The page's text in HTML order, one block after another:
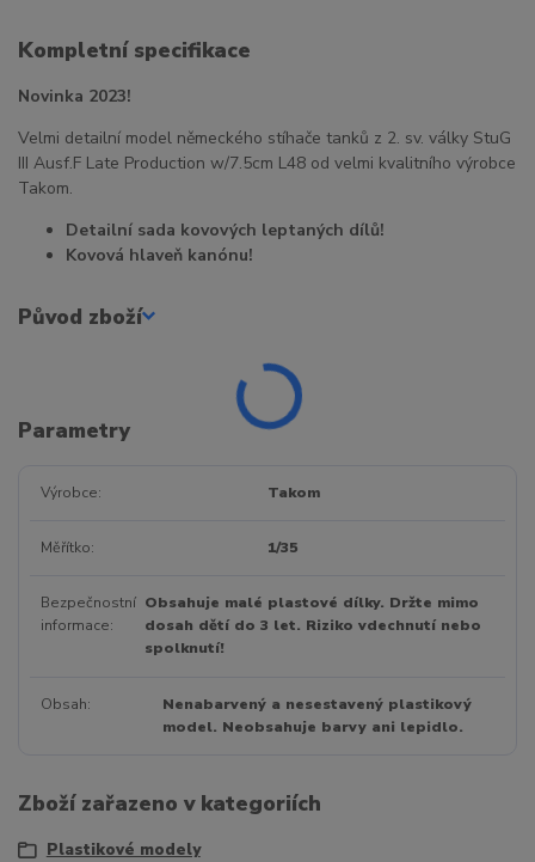
Kompletní specifikace
Novinka 2023!
Velmi detailní model německého stíhače tanků z 2. sv. války StuG
III Ausf.F Late Production w/7.5cm L48 od velmi kvalitního výrobce
Takom.
Detailní sada kovových leptaných dílů!
Kovová hlaveň kanónu!
Původ zboží
Parametry
Výrobce Takom
Měřítko 1/35
Bezpečnostní
informace
Obsahuje malé plastové dílky. Držte mimo
dosah dětí do 3 let. Riziko vdechnutí nebo
spolknutí!
Obsah
Nenabarvený a nesestavený plastikový
model. Neobsahuje barvy ani lepidlo.
Zboží zařazeno v kategoriích
Plastikové modely